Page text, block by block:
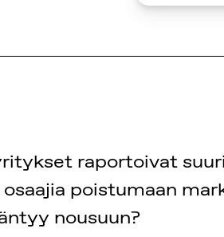
raportoivat
poistumaan
nousuun?​